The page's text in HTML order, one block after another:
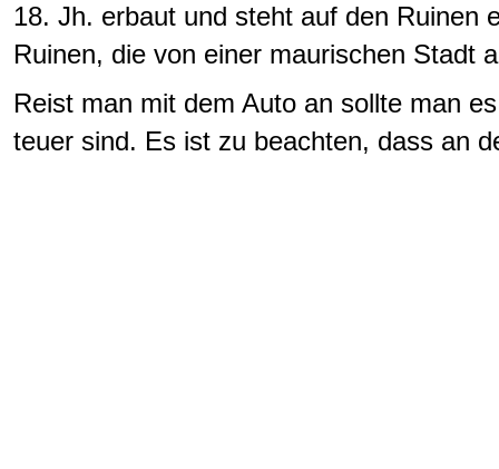
18. Jh. erbaut und steht auf den Ruinen
Ruinen, die von einer maurischen Stadt
Reist man mit dem Auto an sollte man
teuer sind. Es ist zu beachten, dass an